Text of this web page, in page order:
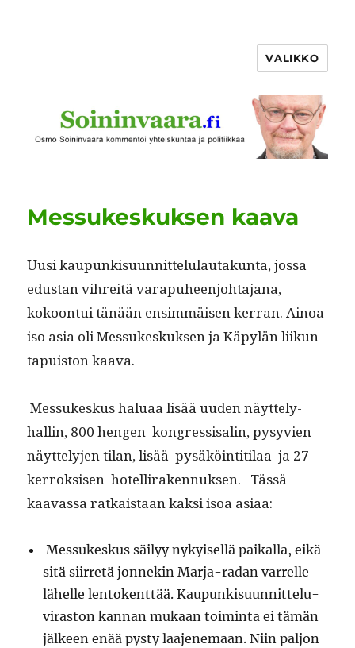
VALIKKO
Messukeskuksen kaava
Uusi kaupunkisu­un­nit­telu­lau­takun­ta, jos­sa
edus­tan vihre­itä vara­puheen­jo­hta­jana,
kokoon­tui tänään ensim­mäisen ker­ran. Ain­oa
iso asia oli Mes­sukeskuk­sen ja Käpylän liikun­
ta­puis­ton kaava.
Mes­sukeskus halu­aa lisää uuden näyt­te­ly­
hallin, 800 hen­gen kon­gres­sisalin, pysyvien
näyt­te­ly­jen tilan, lisää pysäköin­ti­ti­laa ja 27-
ker­roksisen hotel­li­raken­nuk­sen. Tässä
kaavas­sa ratkaistaan kak­si isoa asiaa:
Mes­sukeskus säi­lyy nykyisel­lä paikalla, eikä
sitä siir­retä jon­nekin Mar­ja-radan var­relle
lähelle lento­kent­tää. Kaupunkisu­un­nit­telu­
vi­ras­ton kan­nan mukaan toim­inta ei tämän
jäl­keen enää pysty laa­jen­e­maan. Niin paljon